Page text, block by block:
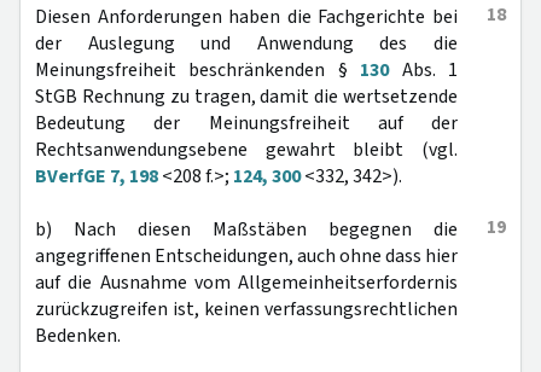
18
Diesen Anforderungen haben die Fachgerichte bei
der Auslegung und Anwendung des die
Meinungsfreiheit beschränkenden § 130Abs. 1
StGB Rechnung zu tragen, damit die wertsetzende
Bedeutung der Meinungsfreiheit auf der
Rechtsanwendungsebene gewahrt bleibt (vgl.
BVerfGE 7, 198<208 f.>; 124, 300<332, 342>).
19
b) Nach diesen Maßstäben begegnen die
angegriffenen Entscheidungen, auch ohne dass hier
auf die Ausnahme vom Allgemeinheitserfordernis
zurückzugreifen ist, keinen verfassungsrechtlichen
Bedenken.